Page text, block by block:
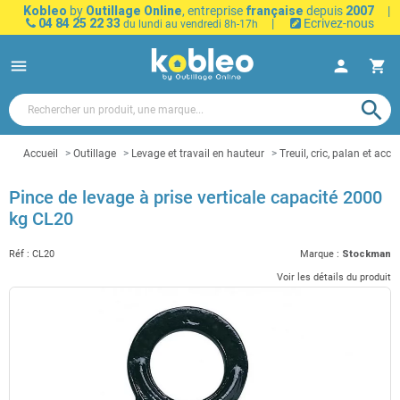
Kobleo by Outillage Online, entreprise française depuis 2007
|
04 84 25 22 33 du lundi au vendredi 8h-17h | Ecrivez-nous
menu person shopping_cart
search
Accueil Outillage Levage et travail en hauteur Treuil, cric, palan et
Pince de levage à prise verticale capacité 2000
kg CL20
Réf : CL20 Marque : Stockman
Voir les détails du produit